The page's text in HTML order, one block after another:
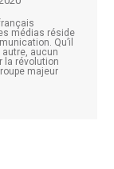
médias réside
Qu’il
aucun
la révolution
majeur